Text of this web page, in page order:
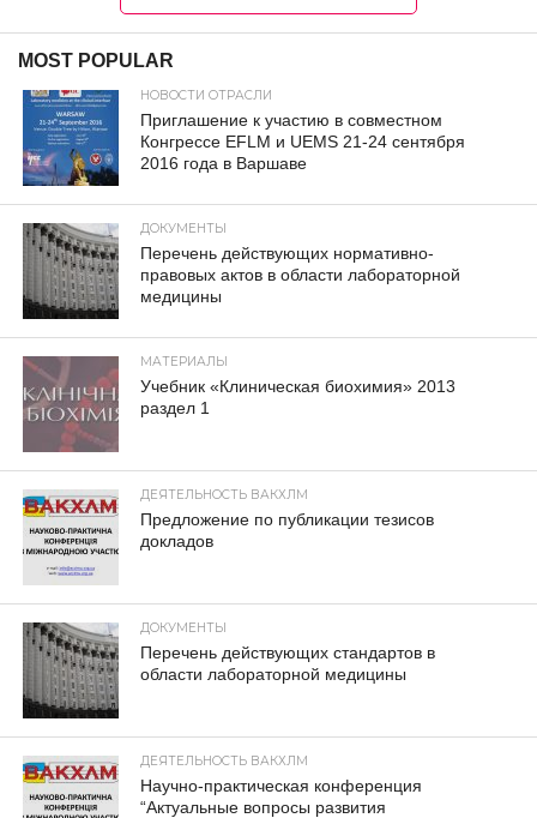
MOST POPULAR
НОВОСТИ ОТРАСЛИ
Приглашение к участию в совместном
Конгрессе EFLM и UEMS 21-24 сентября
2016 года в Варшаве
ДОКУМЕНТЫ
Перечень действующих нормативно-
правовых актов в области лабораторной
медицины
МАТЕРИАЛЫ
Учебник «Клиническая биохимия» 2013
раздел 1
ДЕЯТЕЛЬНОСТЬ ВАКХЛМ
Предложение по публикации тезисов
докладов
ДОКУМЕНТЫ
Перечень действующих стандартов в
области лабораторной медицины
ДЕЯТЕЛЬНОСТЬ ВАКХЛМ
Научно-практическая конференция
“Актуальные вопросы развития